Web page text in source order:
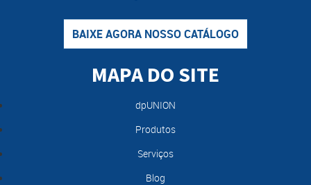
BAIXE AGORA NOSSO CATÁLOGO
MAPA DO SITE
dpUNION
Produtos
Serviços
Blog